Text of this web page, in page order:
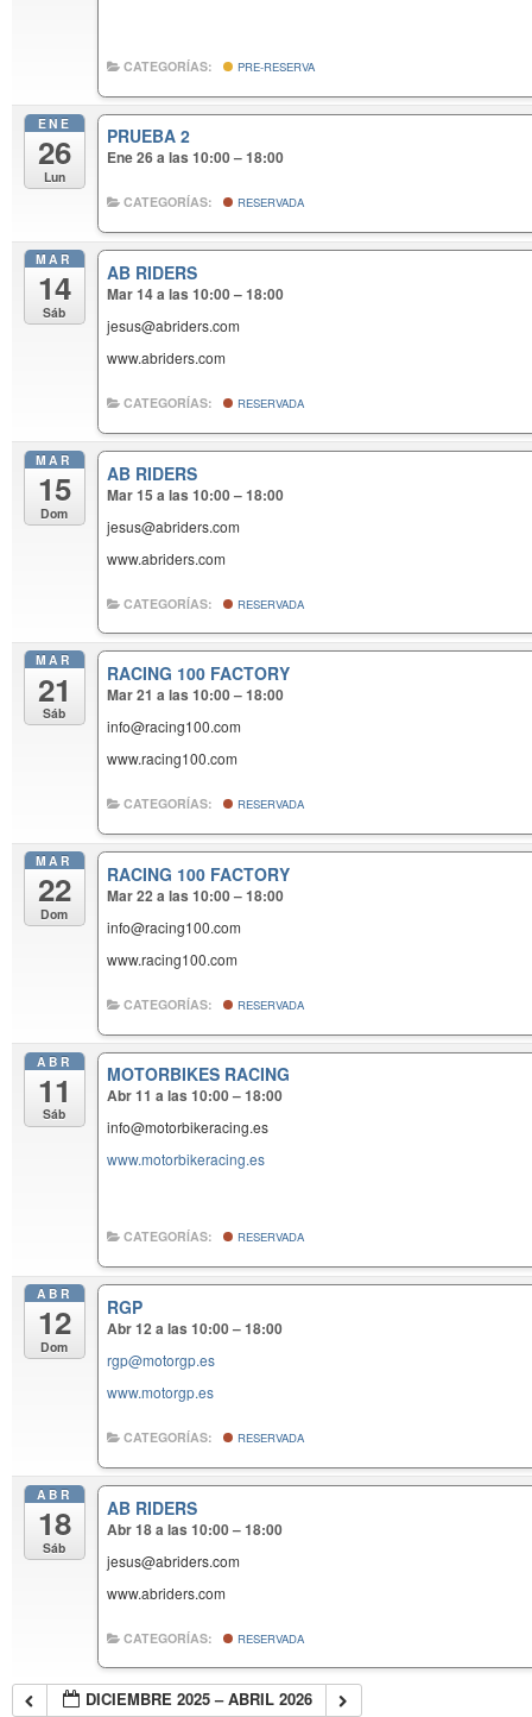
CATEGORÍAS: PRE-RESERVA
ENE
26
Lun
PRUEBA 2
Ene 26 a las 10:00 – 18:00
CATEGORÍAS: RESERVADA
MAR
14
Sáb
AB RIDERS
Mar 14 a las 10:00 – 18:00
jesus@abriders.com
www.abriders.com
CATEGORÍAS: RESERVADA
MAR
15
Dom
AB RIDERS
Mar 15 a las 10:00 – 18:00
jesus@abriders.com
www.abriders.com
CATEGORÍAS: RESERVADA
MAR
21
Sáb
RACING 100 FACTORY
Mar 21 a las 10:00 – 18:00
info@racing100.com
www.racing100.com
CATEGORÍAS: RESERVADA
MAR
22
Dom
RACING 100 FACTORY
Mar 22 a las 10:00 – 18:00
info@racing100.com
www.racing100.com
CATEGORÍAS: RESERVADA
ABR
11
Sáb
MOTORBIKES RACING
Abr 11 a las 10:00 – 18:00
info@motorbikeracing.es
www.motorbikeracing.es
CATEGORÍAS: RESERVADA
ABR
12
Dom
RGP
Abr 12 a las 10:00 – 18:00
rgp@motorgp.es
www.motorgp.es
CATEGORÍAS: RESERVADA
ABR
18
Sáb
AB RIDERS
Abr 18 a las 10:00 – 18:00
jesus@abriders.com
www.abriders.com
CATEGORÍAS: RESERVADA
DICIEMBRE 2025 – ABRIL 2026